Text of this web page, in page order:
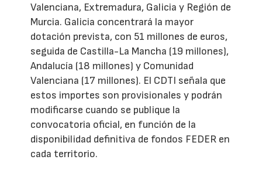
Valenciana, Extremadura, Galicia y Región de
Murcia. Galicia concentrará la mayor
dotación prevista, con 51 millones de euros,
seguida de Castilla-La Mancha (19 millones),
Andalucía (18 millones) y Comunidad
Valenciana (17 millones). El CDTI señala que
estos importes son provisionales y podrán
modificarse cuando se publique la
convocatoria oficial, en función de la
disponibilidad definitiva de fondos FEDER en
cada territorio.